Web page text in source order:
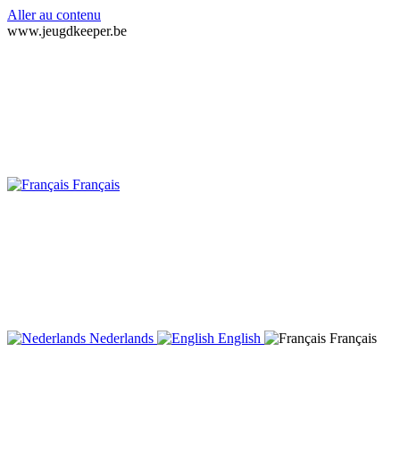
Aller au contenu
www.jeugdkeeper.be
Français
Nederlands English Français